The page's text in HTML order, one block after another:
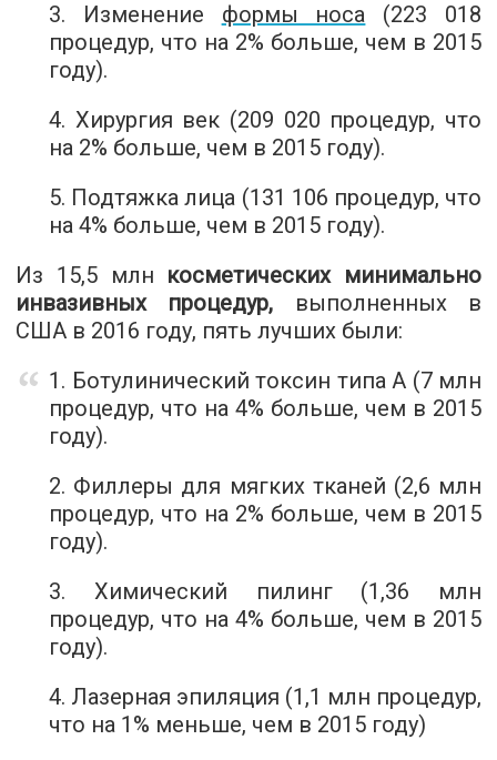
3. Изменение формы носа (223 018
процедур, что на 2% больше, чем в 2015
году).
4. Хирургия век (209 020 процедур, что
на 2% больше, чем в 2015 году).
5. Подтяжка лица (131 106 процедур, что
на 4% больше, чем в 2015 году).
Из 15,5 млн косметических минимально
инвазивных процедур, выполненных в
США в 2016 году, пять лучших были:
1. Ботулинический токсин типа A (7 млн
процедур, что на 4% больше, чем в 2015
году).
2. Филлеры для мягких тканей (2,6 млн
процедур, что на 2% больше, чем в 2015
году).
3. Химический пилинг (1,36 млн
процедур, что на 4% больше, чем в 2015
году).
4. Лазерная эпиляция (1,1 млн процедур,
что на 1% меньше, чем в 2015 году)